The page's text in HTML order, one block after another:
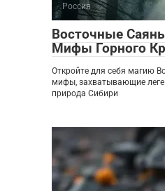
Россия
Восточные
Мифы Горного
Откройте для себя магию
мифы, захватывающие
природа Сибири